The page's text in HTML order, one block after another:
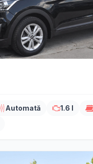
Automată 1.6 l